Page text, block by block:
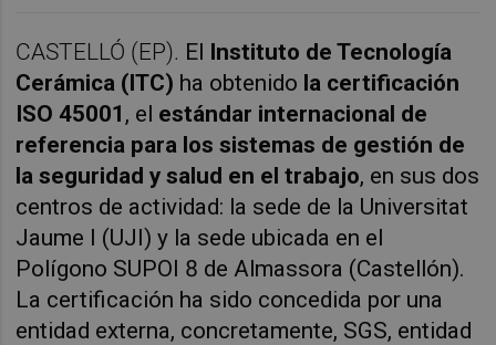
CASTELLÓ (EP). El Instituto de Tecnología
Cerámica (ITC) ha obtenido la certificación
ISO 45001 , el estándar internacional de
referencia para los sistemas de gestión de
la seguridad y salud en el trabajo, en sus dos
centros de actividad: la sede de la Universitat
Jaume I (UJI) y la sede ubicada en el
Polígono SUPOI 8 de Almassora (Castellón).
La certificación ha sido concedida por una
entidad externa, concretamente, SGS, entidad